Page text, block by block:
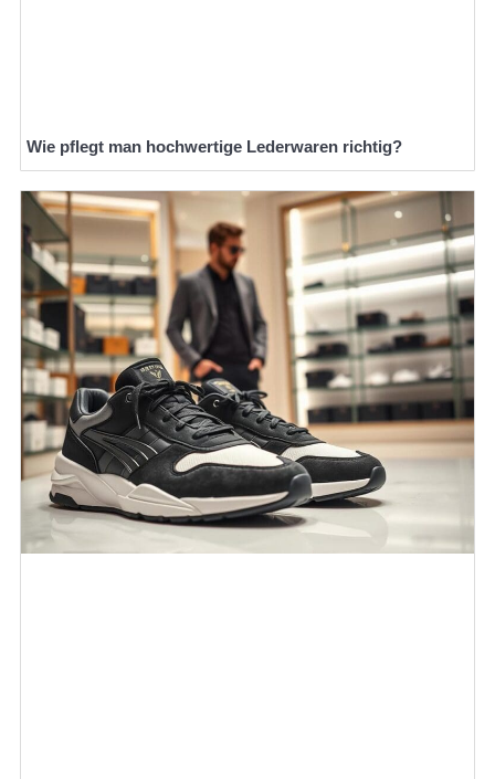
Wie pflegt man hochwertige Lederwaren richtig?